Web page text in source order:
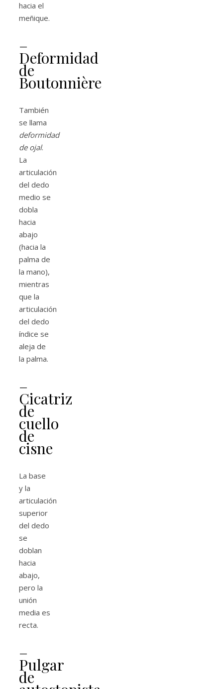
hacia el
meñique.
–
Deformidad
de
Boutonnière
También
se llama
deformidad
de ojal.
La
articulación
del dedo
medio se
dobla
hacia
abajo
(hacia la
palma de
la mano),
mientras
que la
articulación
del dedo
índice se
aleja de
la palma.
–
Cicatriz
de
cuello
de
cisne
La base
y la
articulación
superior
del dedo
se
doblan
hacia
abajo,
pero la
unión
media es
recta.
–
Pulgar
de